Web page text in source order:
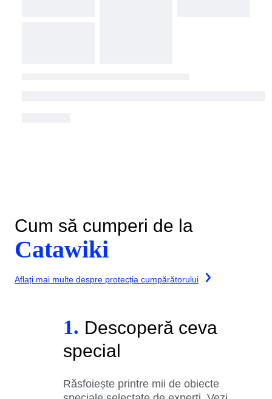
Cum să cumperi de la
Catawiki
Aflați mai multe despre protecția cumpărătorului
1. Descoperă ceva
special
Răsfoiește printre mii de obiecte